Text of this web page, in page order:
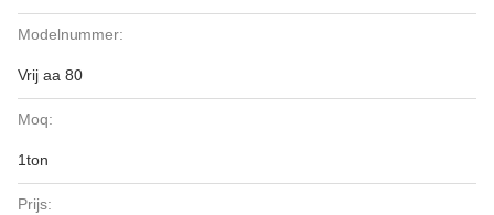
Modelnummer:
Vrij aa 80
Moq:
1ton
Prijs: